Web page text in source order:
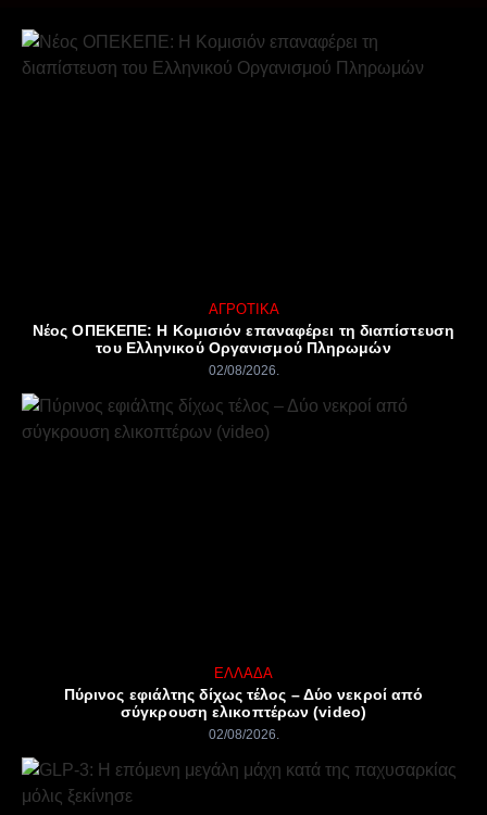
ΑΓΡΟΤΙΚΆ
Νέος ΟΠΕΚΕΠΕ: Η Κομισιόν επαναφέρει τη διαπίστευση
του Ελληνικού Οργανισμού Πληρωμών
02/08/2026
ΕΛΛΆΔΑ
Πύρινος εφιάλτης δίχως τέλος – Δύο νεκροί από
σύγκρουση ελικοπτέρων (video)
02/08/2026